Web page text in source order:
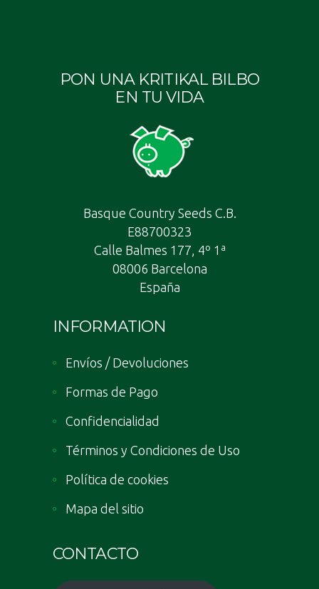
PON UNA KRITIKAL BILBO
EN TU VIDA
Basque Country Seeds C.B.
E88700323
Calle Balmes 177, 4º 1ª
08006 Barcelona
España
INFORMATION
Envíos / Devoluciones
Formas de Pago
Confidencialidad
Términos y Condiciones de Uso
Política de cookies
Mapa del sitio
CONTACTO